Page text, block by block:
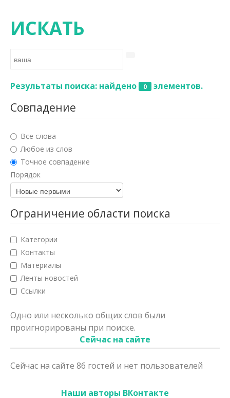
Сельскохозяйственные науки
Исторические науки
Филологические науки
Географические науки
Юридические науки
Педагогические науки
Медицинские науки
Фармацевтические науки
Ветеринарные науки
Искусствоведение
Архитектура
Социологические науки
Политические науки
Культурология
ИСКАТЬ
Результаты поиска: найдено 0 элементов.
Совпадение
Все слова
Любое из слов
Точное совпадение
Порядок
Ограничение области поиска
Категории
Контакты
Материалы
Ленты новостей
Ссылки
Одно или несколько общих слов были
проигнорированы при поиске.
Сейчас на сайте
Сейчас на сайте 86 гостей и нет пользователей
Наши авторы ВКонтакте